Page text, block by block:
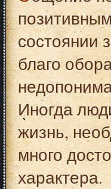
состоянии
благо
Иногда
жизнь,
много
характера.